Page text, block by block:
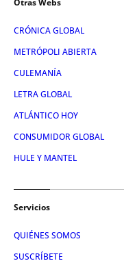
Otras Webs
CRÓNICA GLOBAL
METRÓPOLI ABIERTA
CULEMANÍA
LETRA GLOBAL
ATLÁNTICO HOY
CONSUMIDOR GLOBAL
HULE Y MANTEL
Servicios
QUIÉNES SOMOS
SUSCRÍBETE